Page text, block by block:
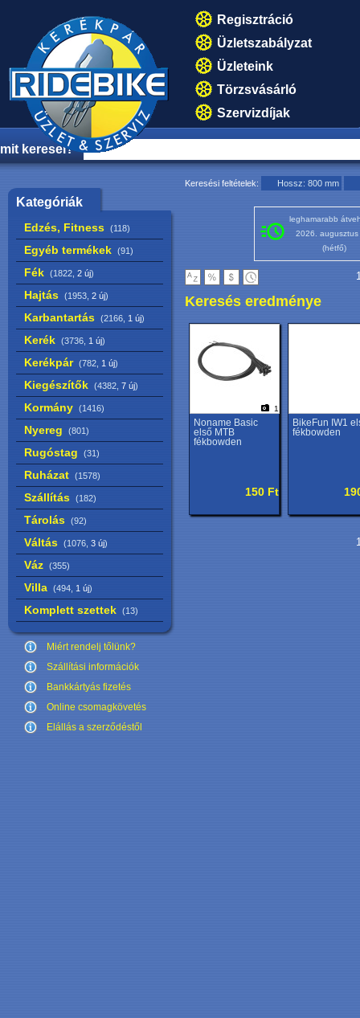
Regisztráció
Üzletszabályzat
Üzleteink
Törzsvásárló
Szervizdíjak
mit keresel?
Kategóriák
Edzés, Fitness (118)
Egyéb termékek (91)
Fék (1822, 2 új)
Hajtás (1953, 2 új)
Karbantartás (2166, 1 új)
Kerék (3736, 1 új)
Kerékpár (782, 1 új)
Kiegészítők (4382, 7 új)
Kormány (1416)
Nyereg (801)
Rugóstag (31)
Ruházat (1578)
Szállítás (182)
Tárolás (92)
Váltás (1076, 3 új)
Váz (355)
Villa (494, 1 új)
Komplett szettek (13)
Miért rendelj tőlünk?
Szállítási információk
Bankkártyás fizetés
Online csomagkövetés
Elállás a szerződéstől
Keresési feltételek: Hossz: 800 mm
leghamarabb
2026. augusztus
(hétfő)
Keresés eredménye
1
Noname Basic
első MTB
fékbowden
150 Ft
BikeFun IW1
fékbowden